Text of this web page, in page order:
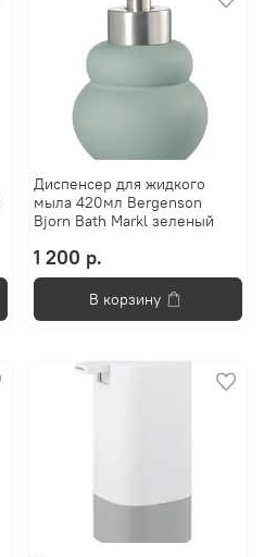
Диспенсер для жидкого
мыла 420мл Bergenson
Bjorn Bath Markl зеленый
1 200 р.
В корзину